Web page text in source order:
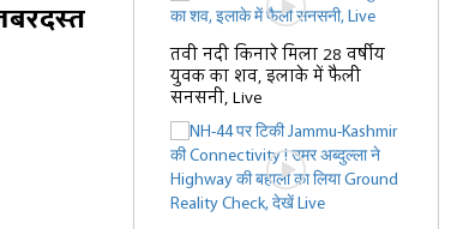
तवी नदी किनारे मिला 28 वर्षीय
युवक का शव, इलाके में फैली
सनसनी, Live